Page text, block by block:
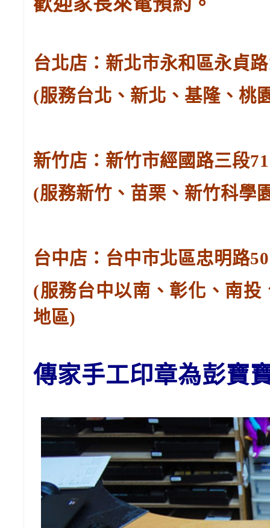
台北店：新北市永和區永貞
(服務台北、新北、基隆、桃
新竹店：新竹市經國路三段
(服務新竹、苗栗、新竹科學
台中店：台中市北區忠明路
(服務台中以南、彰化、南
地區)
傳家手工印章為彭寶